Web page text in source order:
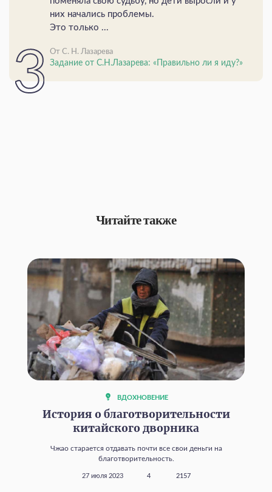
них начались проблемы.
Это только ...
От С. Н. Лазарева
Задание от С.Н.Лазарева: «Правильно ли я иду?»
Читайте также
ВДОХНОВЕНИЕ
История о благотворительности
китайского дворника
Чжао старается отдавать почти все свои деньги на
благотворительность.
27 июля 2023 4 2157